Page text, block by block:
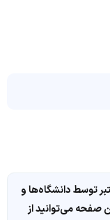
توسط دانشگاه‌ها و
صفحه می‌توانید از